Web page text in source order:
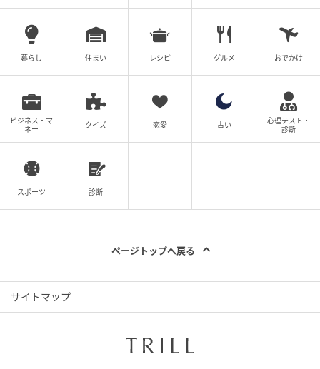
ママ広場
よ！もったいない！」いや・・・誰が？誰が着るの
よ。その洋服。箪笥の肥やしじゃん。でもそれを言う
と「あなたが着ればいいじゃん」ってなるので黙って
歳お母さんの「自分は着たくないけれど、人にあげて
罪悪感なく手放したい（でも捨てたくはない）」とい
うですね。私も着こなせる自信はありません。
暮らし 住まい レシピ グルメ おでかけ
ビジネス・マ
ネー
クイズ 恋愛 占い
心理テスト・
診断
スポーツ 診断
ページトップへ戻る
サイトマップ